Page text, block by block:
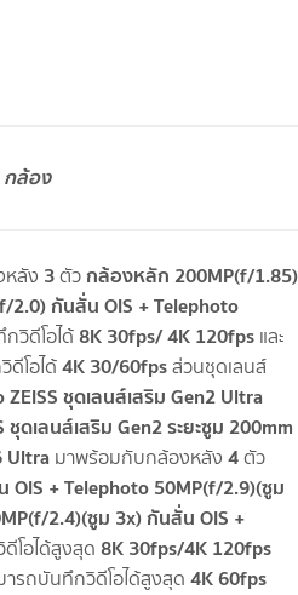
กล้อง
ลัง 3ตัวกล้องหลัก 200MP(f/1.85)
2.0) กันสั่น OIS + Telephoto
วิดีโอได้ 8K 30fps/ 4K 120fps และ
ดีโอได้4K 30/60fpsส่วนชุดเลนส์
ZEISS ชุดเลนส์เสริม Gen2 Ultra
ชุดเลนส์เสริม Gen2 ระยะซูม 200mm
Ultra มาพร้อมกับกล้องหลัง 4ตัว
+ Telephoto 50MP(f/2.9)(ซูม
2.4)(ซูม 3x) กันสั่น OIS +
โอได้สูงสุด 8K 30fps/4K 120fps
ารถบันทึกวิดีโอได้สูงสุด 4K 60fps